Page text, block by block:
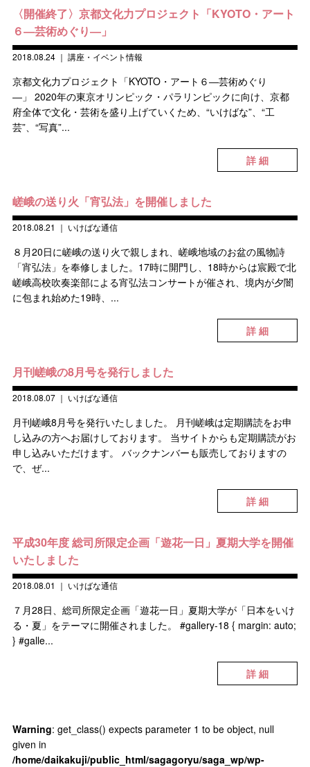
〈開催終了〉京都文化力プロジェクト「KYOTO・アート
６―芸術めぐり―」
2018.08.24｜ 講座・イベント情報
京都文化力プロジェクト「KYOTO・アート６―芸術めぐり
―」 2020年の東京オリンピック・パラリンピックに向け、京都
府全体で文化・芸術を盛り上げていくため、“いけばな”、“工
芸”、“写真”...
詳 細
嵯峨の送り火「宵弘法」を開催しました
2018.08.21 ｜ いけばな通信
８月20日に嵯峨の送り火で親しまれ、嵯峨地域のお盆の風物詩
「宵弘法」を奉修しました。17時に開門し、18時からは宸殿で北
嵯峨高校吹奏楽部による宵弘法コンサートが催され、境内が夕闇
に包まれ始めた19時、...
詳 細
月刊嵯峨の8月号を発行しました
2018.08.07｜ いけばな通信
月刊嵯峨8月号を発行いたしました。 月刊嵯峨は定期購読をお申
し込みの方へお届けしております。 当サイトからも定期購読がお
申し込みいただけます。 バックナンバーも販売しておりますの
で、ぜ...
詳 細
平成30年度 総司所限定企画「遊花一日」夏期大学を開催
いたしました
2018.08.01 ｜ いけばな通信
７月28日、総司所限定企画「遊花一日」夏期大学が「日本をいけ
る・夏」をテーマに開催されました。 #gallery-18 { margin: auto;
} #galle...
詳 細
Warning: get_class() expects parameter 1 to be object, null
given in
/home/daikakuji/public_html/sagagoryu/saga_wp/wp-